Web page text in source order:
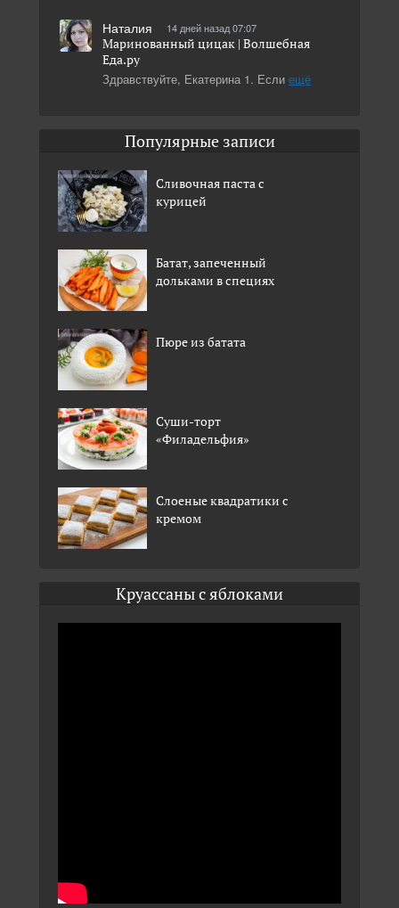
Наталия 14 дней назад 07:07
Здравствуйте, Екатерина 1. Если ещё
Маринованный цицак | Волшебная
Eда.ру
Популярные записи
Сливочная паста с
курицей
Батат, запеченный
дольками в специях
Пюре из батата
Суши-торт
«Филадельфия»
Слоеные квадратики с
кремом
Круассаны с яблоками